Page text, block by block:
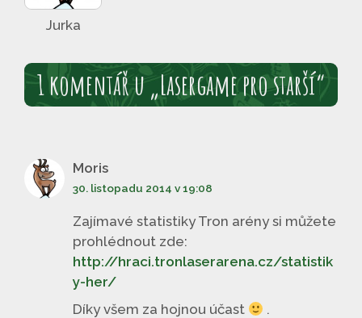
Jurka
1 komentář u „Lasergame pro starší“
Moris
30. listopadu 2014 v 19:08
Zajímavé statistiky Tron arény si můžete
prohlédnout zde:
http://hraci.tronlaserarena.cz/statistik
y-her/
Díky všem za hojnou účast
.